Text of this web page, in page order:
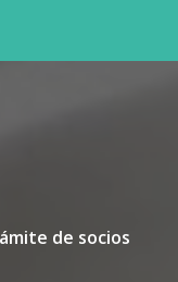
de socios